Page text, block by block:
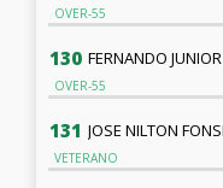
OVER-55
130 FERNANDO JUNIOR
OVER-55
131 JOSE NILTON
VETERANO